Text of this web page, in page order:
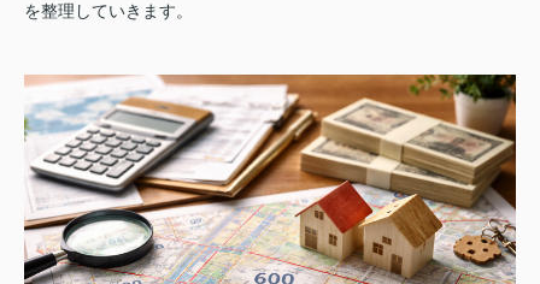
を整理していきます。